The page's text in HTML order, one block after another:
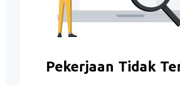
Pekerjaan Tidak